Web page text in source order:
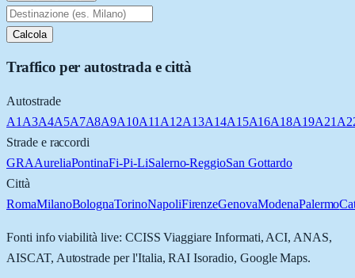
Calcola
Traffico per autostrada e città
Autostrade
A1 A3A4A5A7A8A9A10A11 A12A13A14A15A16A18A19A21
Strade e raccordi
GRAAureliaPontinaFi-Pi-LiSalerno-ReggioSan Gottardo
Città
RomaMilanoBolognaTorinoNapoliFirenzeGenovaModenaPalermo
Fonti info viabilità live: CCISS Viaggiare Informati, ACI, ANAS,
AISCAT, Autostrade per l'Italia, RAI Isoradio, Google Maps.